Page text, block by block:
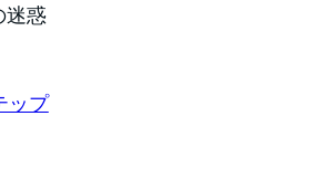
迷惑
ップ